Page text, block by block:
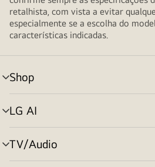
retalhista, com vista a evitar
especialmente se a escolha do
características indicadas.
Shop
alternar
menu
LG AI
alternar
menu
TV/Audio
alternar
menu